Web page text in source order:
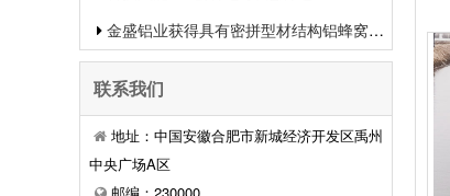
金盛铝业获得具有密拼型材结构铝蜂窝板专利有用提升了装置功率和装置质量
联系我们
地址：中国安徽合肥市新城经济开发区禹州
中央广场A区